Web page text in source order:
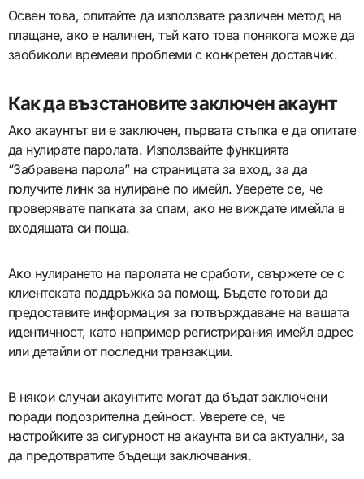
Освен това, опитайте да използвате различен метод на
плащане, ако е наличен, тъй като това понякога може да
заобиколи времеви проблеми с конкретен доставчик.
Как да възстановите заключен акаунт
Ако акаунтът ви е заключен, първата стъпка е да опитате
да нулирате паролата. Използвайте функцията
“Забравена парола” на страницата за вход, за да
получите линк за нулиране по имейл. Уверете се, че
проверявате папката за спам, ако не виждате имейла в
входящата си поща.
Ако нулирането на паролата не сработи, свържете се с
клиентската поддръжка за помощ. Бъдете готови да
предоставите информация за потвърждаване на вашата
идентичност, като например регистрирания имейл адрес
или детайли от последни транзакции.
В някои случаи акаунтите могат да бъдат заключени
поради подозрителна дейност. Уверете се, че
настройките за сигурност на акаунта ви са актуални, за
да предотвратите бъдещи заключвания.